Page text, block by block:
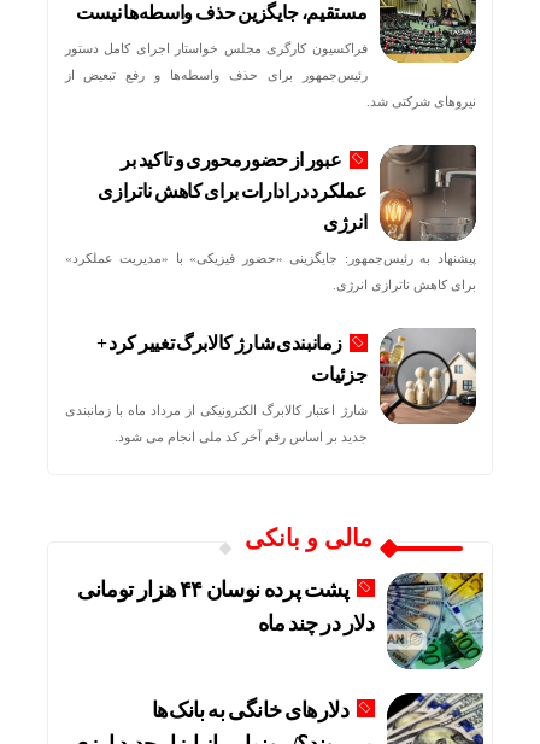
مستقیم، جایگزین حذف واسطه‌ها نیست
فراکسیون کارگری مجلس خواستار اجرای کامل دستور
رئیس‌جمهور برای حذف واسطه‌ها و رفع تبعیض از
نیروهای شرکتی شد.
عبور از حضورمحوری و تاکید بر
عملکرد در ادارات برای کاهش ناترازی
انرژی
پیشنهاد به رئیس‌جمهور: جایگزینی «حضور فیزیکی» با «مدیریت عملکرد»
برای کاهش ناترازی انرژی.
زمانبندی شارژ کالابرگ تغییر کرد +
جزئیات
شارژ اعتبار کالابرگ الکترونیکی از مرداد ماه با زمانبندی
جدید بر اساس رقم آخر کد ملی انجام می شود.
مالی و بانکی
پشت پرده نوسان ۴۴ هزار تومانی
دلار در چند ماه
دلارهای خانگی به بانک‌ها